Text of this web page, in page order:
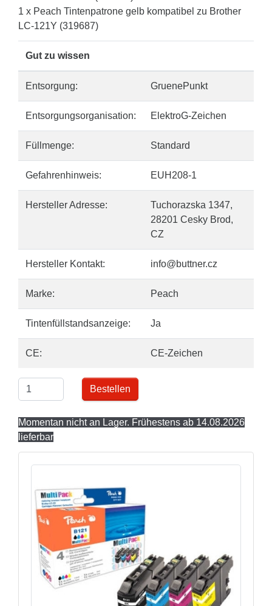
1 x Peach Tintenpatrone gelb kompatibel zu Brother
LC-121Y (319687)
Gut zu wissen
Entsorgung: GruenePunkt
Entsorgungsorganisation: ElektroG-Zeichen
Füllmenge: Standard
Gefahrenhinweis: EUH208-1
Hersteller Adresse:
Tuchorazska 1347,
28201 Cesky Brod,
CZ
Hersteller Kontakt: info@buttner.cz
Marke: Peach
Tintenfüllstandsanzeige: Ja
CE: CE-Zeichen
Bestellen
Momentan nicht an Lager. Frühestens ab 14.08.2026
lieferbar